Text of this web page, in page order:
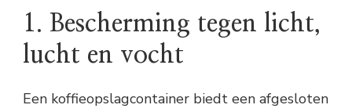
1. Bescherming tegen licht,
lucht en vocht
Een koffieopslagcontainer biedt een afgesloten